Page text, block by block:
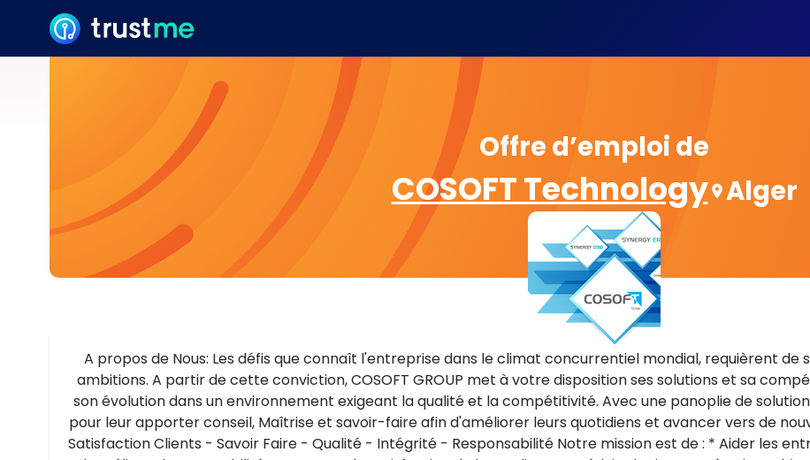
Offre d’emploi de
COSOFT Technology Alger
A propos de Nous: Les défis que connaît l'entreprise dans le climat concurrentiel mondial, requièrent de
ambitions. A partir de cette conviction, COSOFT GROUP met à votre disposition ses solutions et sa
son évolution dans un environnement exigeant la qualité et la compétitivité. Avec une panoplie de
pour leur apporter conseil, Maîtrise et savoir-faire afin d'améliorer leurs quotidiens et avancer vers de
Satisfaction Clients - Savoir Faire - Qualité - Intégrité - Responsabilité Notre mission est de : * Aider les